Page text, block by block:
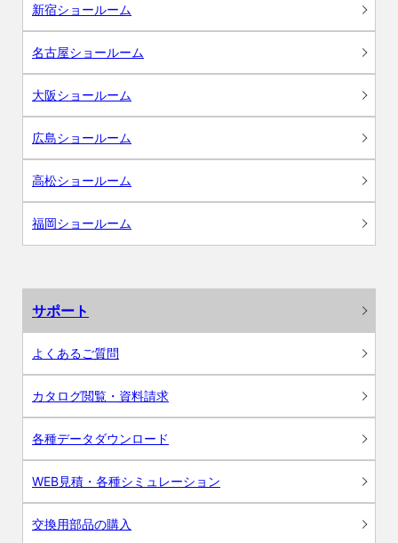
新宿ショールーム
名古屋ショールーム
大阪ショールーム
広島ショールーム
高松ショールーム
福岡ショールーム
サポート
よくあるご質問
カタログ閲覧・資料請求
各種データダウンロード
WEB見積・各種シミュレーション
交換用部品の購入